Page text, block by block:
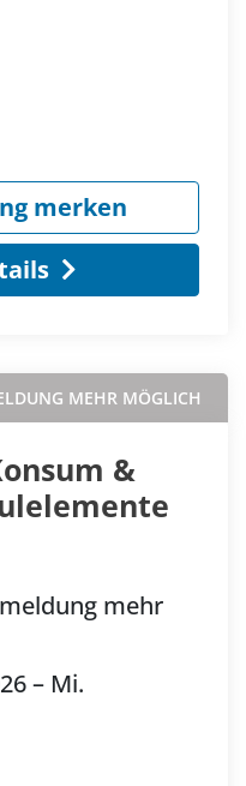
merken
MEHR MÖGLICH
&
mehr
– Mi.